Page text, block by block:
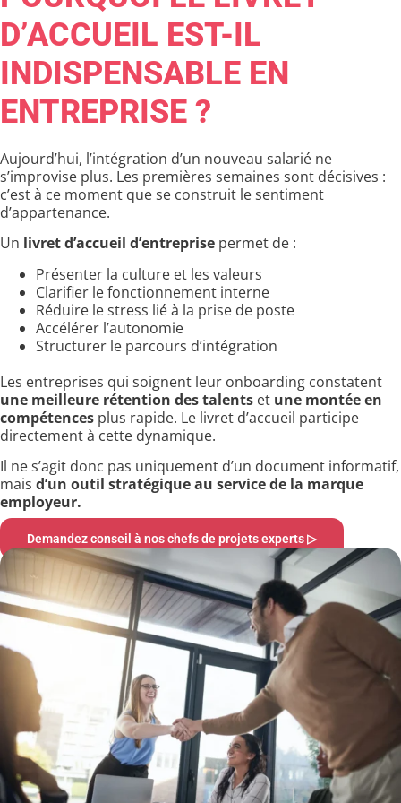
D’ACCUEIL EST-IL
INDISPENSABLE EN
ENTREPRISE ?
Aujourd’hui, l’intégration d’un nouveau salarié ne
s’improvise plus. Les premières semaines sont décisives :
c’est à ce moment que se construit le sentiment
d’appartenance.
Un livret d’accueil d’entreprise permet de :
Présenter la culture et les valeurs
Clarifier le fonctionnement interne
Réduire le stress lié à la prise de poste
Accélérer l’autonomie
Structurer le parcours d’intégration
Les entreprises qui soignent leur onboarding constatent
une meilleure rétention des talents et une montée en
compétences plus rapide. Le livret d’accueil participe
directement à cette dynamique.
Il ne s’agit donc pas uniquement d’un document informatif,
mais d’un outil stratégique au service de la marque
employeur.
Demandez conseil à nos chefs de projets experts ▷